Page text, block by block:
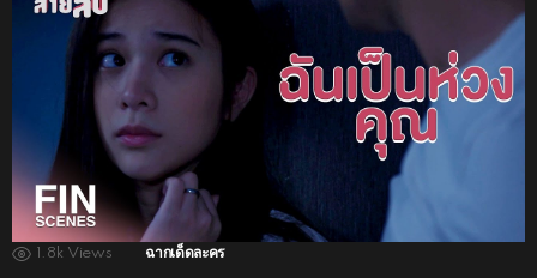
1.8k Views ฉากเด็ดละคร